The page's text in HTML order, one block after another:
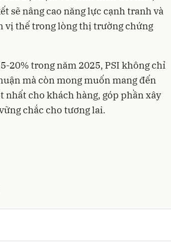
sẽ nâng cao năng lực cạnh tranh và
vị thế trong lòng thị trường chứng
20% trong năm 2025, PSI không chỉ
mà còn mong muốn mang đến
cho khách hàng, góp phần xây
chắc cho tương lai.